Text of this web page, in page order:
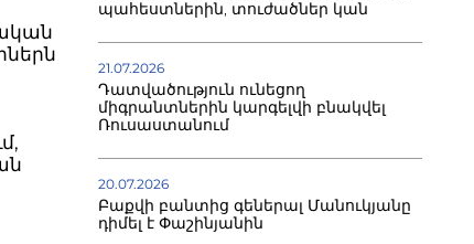
պահեստներին, տուժածներ կան
21.07.2026
Դատվածություն ունեցող
միգրանտներին կարգելվի բնակվել
Ռուսաստանում
20.07.2026
Բաքվի բանտից գեներալ Մանուկյանը
դիմել է Փաշինյանին